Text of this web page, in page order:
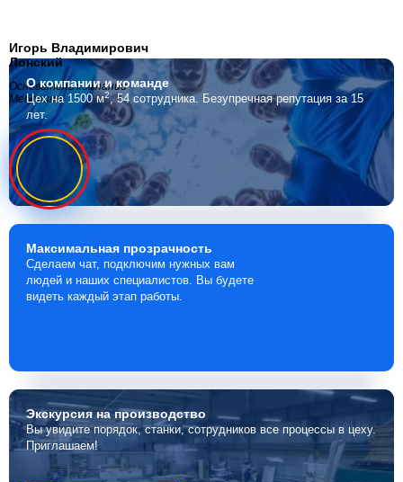
Игорь Владимирович
Лонский
Основатель компании
Мебелино
О компаниии команде
Цех на 1500 м2, 54 сотрудника. Безупречная репутация за 15
лет.
Максимальная прозрачность
Сделаем чат, подключим нужных вам
людей и наших специалистов. Вы будете
видеть каждый этап работы.
Экскурсияна производство
Вы увидите порядок, станки, сотрудников все процессы в цеху.
Приглашаем!